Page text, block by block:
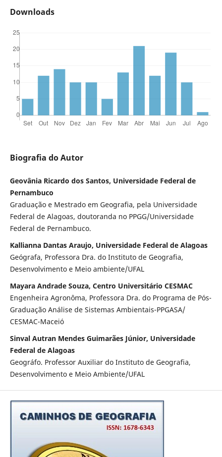
Downloads
Biografia do Autor
Geovânia Ricardo dos Santos, Universidade Federal de
Pernambuco
Graduação e Mestrado em Geografia, pela Universidade
Federal de Alagoas, doutoranda no PPGG/Universidade
Federal de Pernambuco.
Kallianna Dantas Araujo, Universidade Federal de Alagoas
Geógrafa, Professora Dra. do Instituto de Geografia,
Desenvolvimento e Meio ambiente/UFAL
Mayara Andrade Souza, Centro Universitário CESMAC
Engenheira Agronôma, Professora Dra. do Programa de Pós-
Graduação Análise de Sistemas Ambientais-PPGASA/
CESMAC-Maceió
Sinval Autran Mendes Guimarães Júnior, Universidade
Federal de Alagoas
Geográfo. Professor Auxiliar do Instituto de Geografia,
Desenvolvimento e Meio Ambiente/UFAL